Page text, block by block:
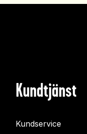
Kundtjänst
Kundservice